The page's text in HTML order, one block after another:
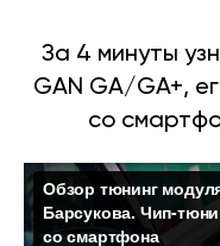
За 4 минуты
GAN GA/GA+,
со